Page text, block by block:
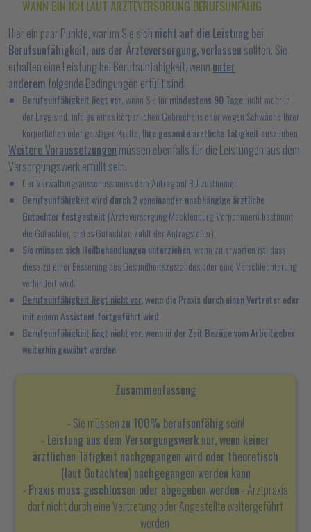
WANN BIN ICH LAUT ÄRZTEVERSORUNG BERUFSUNFÄHIG
Hier ein paar Punkte, warum Sie sich nicht auf die Leistung bei
Berufsunfähigkeit, aus der Ärzteversorgung, verlassen sollten. Sie
erhalten eine Leistung bei Berufsunfähigkeit, wenn unter
anderem folgende Bedingungen erfüllt sind:
Berufsunfähigkeit liegt vor , wenn Sie fürmindestens 90 Tagenicht mehr in
der Lage sind, infolge eines körperlichen Gebrechens oder wegen Schwäche Ihrer
körperlichen oder geistigen Kräfte, Ihre gesamte ärztliche Tätigkeit auszuüben
Weitere Voraussetzungen müssen ebenfalls für die Leistungen aus dem
Versorgungswerk erfüllt sein:
Der Verwaltungsausschuss muss dem Antrag auf BU zustimmen
Berufsunfähigkeit wird durch 2 voneinander unabhängige ärztliche
Gutachter festgestellt (Ärzteversorgung Mecklenburg-Vorpommern bestimmt
die Gutachter, erstes Gutachten zahlt der Antragsteller)
Sie müssen sich Heilbehandlungen unterziehen , wenn zu erwarten ist, dass
diese zu einer Besserung des Gesundheitszustandes oder eine Verschlechterung
verhindert wird.
Berufsunfähigkeit liegt nicht vor, wenn die Praxis durch einen Vertreter oder
mit einem Assistent fortgeführt wird
Berufsunfähigkeit liegt nicht vor, wenn in der Zeit Bezüge vom Arbeitgeber
weiterhin gewährt werden
Zusammenfassung
- Sie müssen zu 100% berufsunfähigsein!
- Leistung aus dem Versorgungswerk nur, wenn keiner
ärztlichen Tätigkeit nachgegangen wird oder theoretisch
(laut Gutachten) nachgegangen werden kann
- Praxis muss geschlossen oder abgegeben werden - Arztpraxis
darf nicht durch eine Vertretung oder Angestellte weitergeführt
werden